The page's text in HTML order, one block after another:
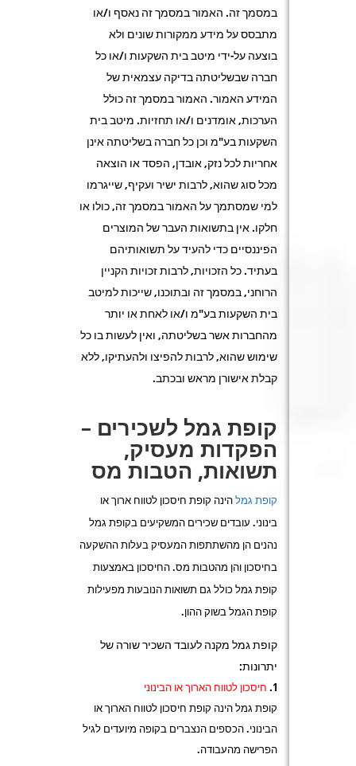
במסמך זה. האמור במסמך זה נאסף ו/או
מתבסס על מידע ממקורות שונים ולא
בוצעה על-ידי מיטב בית השקעות ו/או כל
חברה שבשליטתה בדיקה עצמאית של
המידע האמור. האמור במסמך זה כולל
הערכות, אומדנים ו/או תחזיות. מיטב בית
השקעות בע"מ וכן כל חברה בשליטתה אינן
אחריות לכל נזק, אובדן, הפסד או הוצאה
מכל סוג שהוא, לרבות ישיר ועקיף, שייגרמו
למי שמסתמך על האמור במסמך זה, כולו או
חלקו. אין בתשואות העבר של המוצרים
הפיננסיים כדי להעיד על תשואותיהם
בעתיד. כל הזכויות, לרבות זכויות הקניין
הרוחני, במסמך זה ובתוכנו, שייכות למיטב
בית השקעות בע"מ ו/או לאחת או יותר
מהחברות אשר בשליטתה, ואין לעשות בו כל
שימוש שהוא, לרבות להפיצו ולהעתיקו, ללא
קבלת אישורן מראש ובכתב.
קופת גמל לשכירים –
הפקדות מעסיק,
תשואות, הטבות מס
קופת גמלהינה קופת חיסכון לטווח ארוך או
בינוני. עובדים שכירים המשקיעים בקופת גמל
נהנים הן מהשתתפות המעסיק בעלות ההשקעה
בחיסכון והן מהטבות מס. החיסכון באמצעות
קופת גמל כולל גם תשואות הנובעות מפעילות
קופת הגמל בשוק ההון.
קופת גמל מקנה לעובד השכיר שורה של
יתרונות:
חיסכון לטווח הארוך או הבינוני
קופת גמל הינה קופת חיסכון לטווח הארוך או
הבינוני. הכספים הנצברים בקופה מיועדים לגיל
הפרישה מהעבודה.